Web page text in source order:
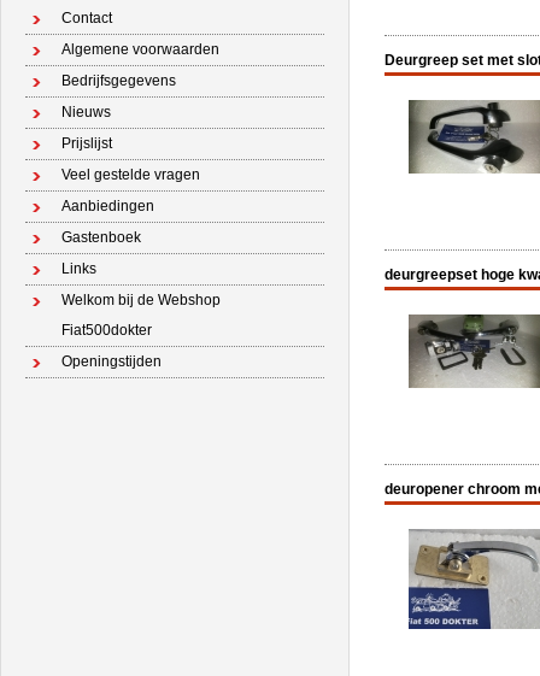
Contact
Algemene voorwaarden
Bedrijfsgegevens
Nieuws
Prijslijst
Veel gestelde vragen
Aanbiedingen
Gastenboek
Links
Welkom bij de Webshop
Fiat500dokter
Openingstijden
Deurgreep set met
deurgreepset hoge
deuropener chroom